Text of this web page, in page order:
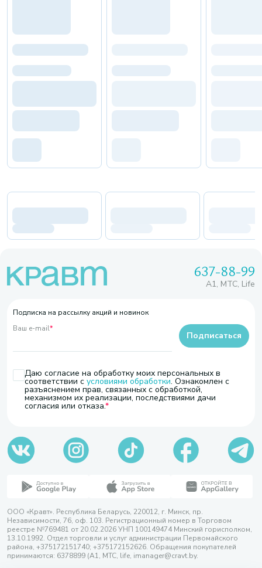
637-88-99
A1, МТС, Life
Подписка на рассылку акций и новинок
Ваш e-mail*
Даю согласие на обработку моих персональных в
соответствии с условиями обработки. Ознакомлен с
разъяснением прав, связанных с обработкой,
механизмом их реализации, последствиями дачи
согласия или отказа.
Подписаться
ООО «Кравт». Республика Беларусь, 220012, г. Минск, пр.
Независимости, 76, оф. 103. Регистрационный номер в Торговом
реестре №769481 от 20.02.2026 УНП 100149474 Минский горисполком,
13.10.1992. Отдел торговли и услуг администрации Первомайского
района, +375172151740; +375172152626. Обращения покупателей
принимаются: 6378899 (А1, МТС, life, imanager@cravt.by.